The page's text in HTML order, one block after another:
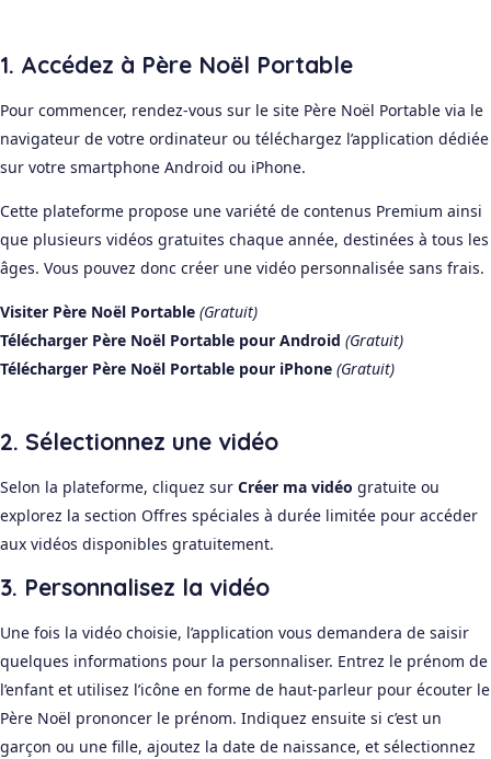
1. Accédez à Père Noël Portable
Pour commencer, rendez-vous sur le site Père Noël Portable via le
navigateur de votre ordinateur ou téléchargez l’application dédiée
sur votre smartphone Android ou iPhone.
Cette plateforme propose une variété de contenus Premium ainsi
que plusieurs vidéos gratuites chaque année, destinées à tous les
âges. Vous pouvez donc créer une vidéo personnalisée sans frais.
Visiter Père Noël Portable (Gratuit)
Télécharger Père Noël Portable pour Android (Gratuit)
Télécharger Père Noël Portable pour iPhone (Gratuit)
2. Sélectionnez une vidéo
Selon la plateforme, cliquez sur Créer ma vidéo gratuite ou
explorez la section Offres spéciales à durée limitée pour accéder
aux vidéos disponibles gratuitement.
3. Personnalisez la vidéo
Une fois la vidéo choisie, l’application vous demandera de saisir
quelques informations pour la personnaliser. Entrez le prénom de
l’enfant et utilisez l’icône en forme de haut-parleur pour écouter le
Père Noël prononcer le prénom. Indiquez ensuite si c’est un
garçon ou une fille, ajoutez la date de naissance, et sélectionnez